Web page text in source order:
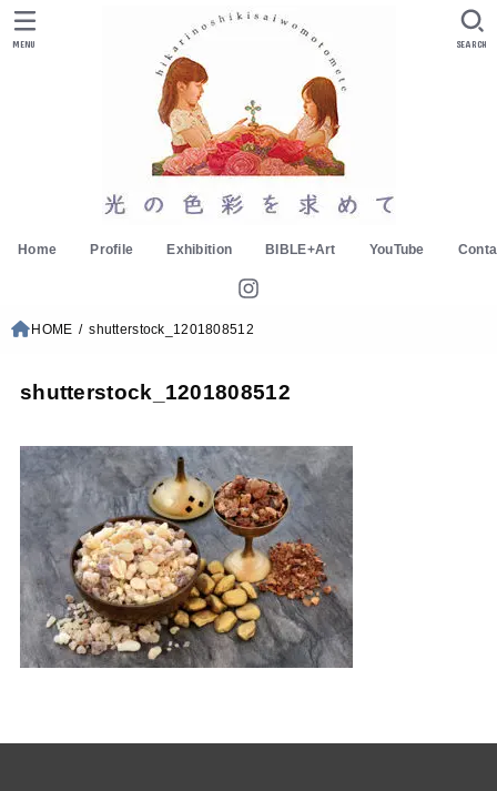
Home Profile Exhibition BIBLE+Art YouTube
SEARCH
MENU
HOME shutterstock_1201808512
shutterstock_1201808512